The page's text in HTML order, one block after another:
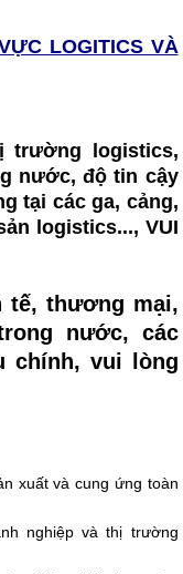
LOGITICS VÀ
trường logistics,
nước, độ tin cậy
tại các ga, cảng,
logistics..., VUI
tế, thương mại,
nước, các
chính, vui lòng
xuất và cung ứng toàn
nghiệp và thị trường